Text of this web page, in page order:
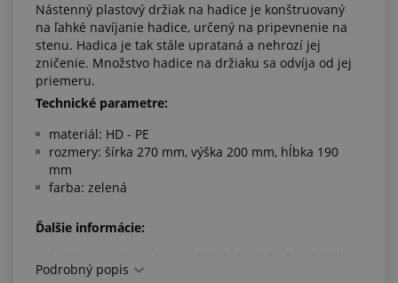
Nástenný plastový držiak na hadice je konštruovaný
na ľahké navíjanie hadice, určený na pripevnenie na
stenu. Hadica je tak stále uprataná a nehrozí jej
zničenie. Množstvo hadice na držiaku sa odvíja od jej
priemeru.
Technické parametre:
materiál: HD - PE
rozmery: šírka 270 mm, výška 200 mm, hĺbka 190
mm
farba: zelená
Ďalšie informácie:
Podrobný popis